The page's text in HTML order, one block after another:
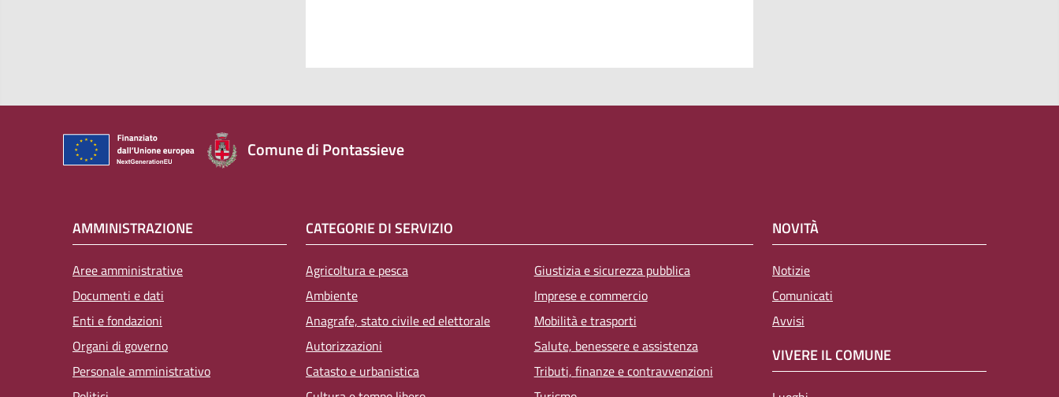
Comune di Pontassieve
AMMINISTRAZIONE
Aree amministrative
Documenti e dati
Enti e fondazioni
Organi di governo
Personale amministrativo
CATEGORIE DI SERVIZIO
Agricoltura e pesca
Ambiente
Anagrafe, stato civile ed elettorale
Autorizzazioni
Catasto e urbanistica
Giustizia e sicurezza pubblica
Imprese e commercio
Mobilità e trasporti
Salute, benessere e assistenza
Tributi, finanze e contravvenzioni
NOVITÀ
Notizie
Comunicati
Avvisi
VIVERE IL COMUNE